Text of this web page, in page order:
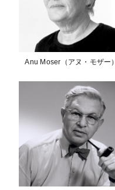
Anu Moser（アヌ・モザー）